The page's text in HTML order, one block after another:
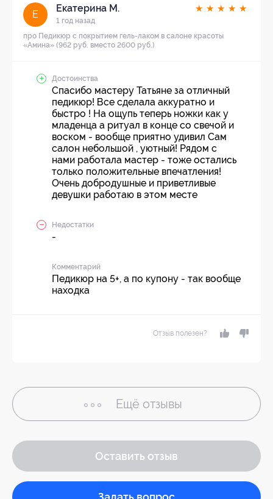
Е
Екатерина М.
1 год назад
★ ★ ★ ★ ★
про Педикюр с покрытием гель-лаком в салоне красоты
«Амина» (962 руб. вместо 2600 руб.)
Достоинства
Спасибо мастеру Татьяне за отличный
педикюр! Все сделала аккуратно и
быстро ! На ощупь теперь ножки как у
младенца а ритуал в конце со свечой и
воском - вообще приятно удивил Сам
салон небольшой , уютный! Рядом с
нами работала мастер - тоже остались
только положительные впечатления!
Очень добродушные и приветливые
девушки работаю в этом месте
Недостатки
-
Комментарий
Педикюр на 5+, а по купону - так вообще
находка
Отзыв полезен?
Ещё отзывы
Оставить отзыв